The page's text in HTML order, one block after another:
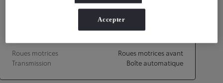
Accélération 0-100km/h
Roues motrices
Roues motrices avant
Transmission
Boîte automatique
Accepter